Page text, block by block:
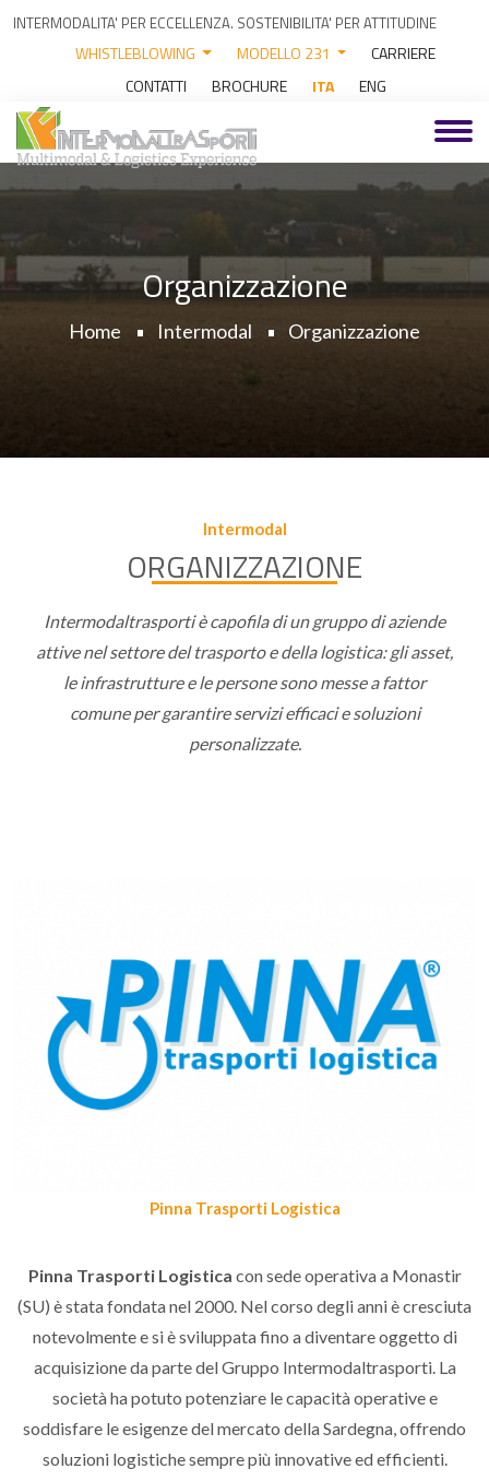
INTERMODALITA' PER ECCELLENZA. SOSTENIBILITA' PER ATTITUDINE
WHISTLEBLOWING MODELLO 231
CARRIERE
CONTATTI
BROCHURE ITA ENG
Organizzazione
Home Intermodal Organizzazione
Intermodal
ORGANIZZAZIONE
Intermodaltrasporti è capofila di un gruppo di aziende
attive nel settore del trasporto e della logistica: gli asset,
le infrastrutture e le persone sono messe a fattor
comune per garantire servizi efficaci e soluzioni
personalizzate.
Pinna Trasporti Logistica
Pinna Trasporti Logistica con sede operativa a Monastir
(SU) è stata fondata nel 2000. Nel corso degli anni è cresciuta
notevolmente e si è sviluppata fino a diventare oggetto di
acquisizione da parte del Gruppo Intermodaltrasporti. La
società ha potuto potenziare le capacità operative e
soddisfare le esigenze del mercato della Sardegna, offrendo
soluzioni logistiche sempre più innovative ed efficienti.